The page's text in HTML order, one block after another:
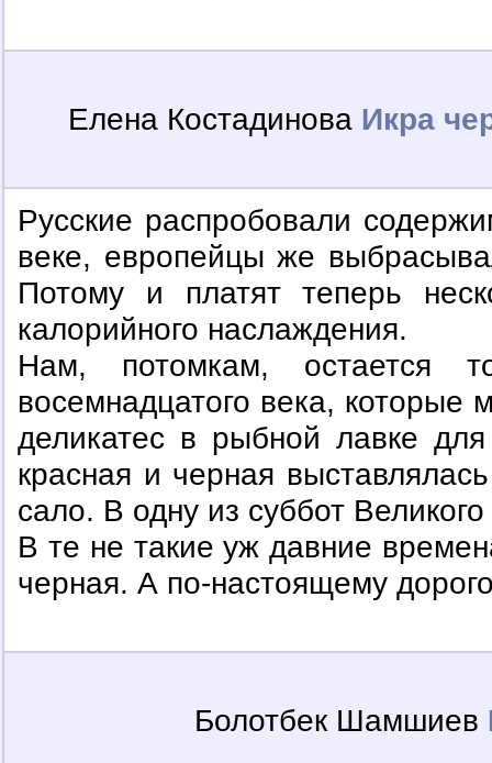
Елена Костадинова Икра
Русские распробовали
веке, европейцы же
Потому и платят теперь
калорийного наслаждения.
Нам, потомкам, остается
восемнадцатого века, которые
деликатес в рыбной лавке
красная и черная
сало. В одну из суббот
В те не такие уж давние
черная. А по-настоящему
Болотбек Шамшиев